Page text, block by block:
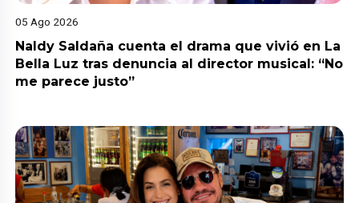
05 Ago 2026
Naldy Saldaña cuenta el drama que vivió en La
Bella Luz tras denuncia al director musical: “No
me parece justo”